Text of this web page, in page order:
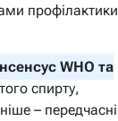
профілактики
WHO та
спирту,
– передчасні